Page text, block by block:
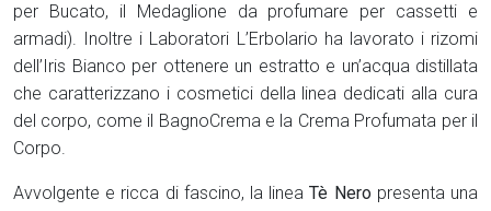
per Bucato, il Medaglione da profumare per cassetti e
armadi). Inoltre i Laboratori L’Erbolario ha lavorato i rizomi
dell’Iris Bianco per ottenere un estratto e un’acqua distillata
che caratterizzano i cosmetici della linea dedicati alla cura
del corpo, come il BagnoCrema e la Crema Profumata per il
Corpo.
Avvolgente e ricca di fascino, la lineaTè Neropresenta una